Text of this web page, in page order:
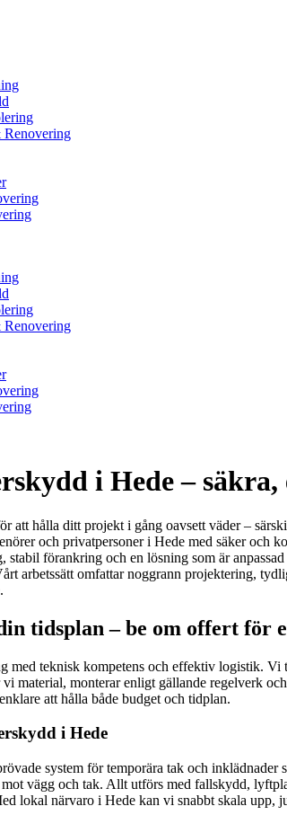
Renovering
Renovering
i Hede –
att hålla ditt projekt i gång oavsett väder –
och privatpersoner i Hede med säker
förankring och en lösning som är
arbetssätt omfattar noggrann projektering,
tidsplan – be om offert för
med teknisk kompetens och effektiv logistik.
material, monterar enligt gällande regelverk
att hålla både budget och tidplan.
i Hede
system för temporära tak och
vägg och tak. Allt utförs med fallskydd,
lokal närvaro i Hede kan vi snabbt skala upp,